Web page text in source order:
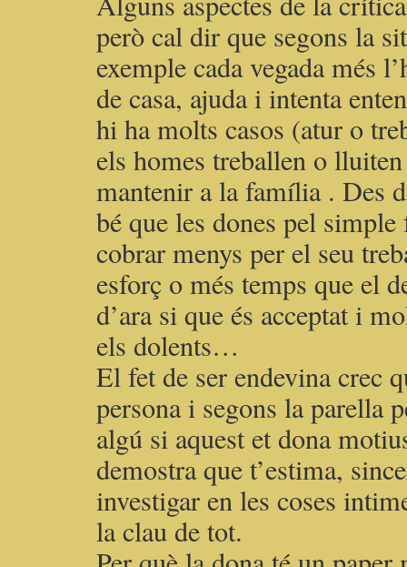
però cal dir que segons la
exemple cada vegada més
de casa, ajuda i intenta
hi ha molts casos (atur o
els homes treballen o
mantenir a la família . Des
bé que les dones pel
cobrar menys per el seu
esforç o més temps que el
d’ara si que és acceptat i
els dolents…
El fet de ser endevina crec
persona i segons la parella
algú si aquest et dona
demostra que t’estima,
investigar en les coses
la clau de tot.